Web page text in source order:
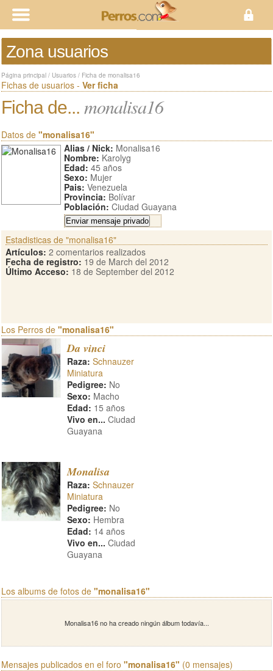
Zona usuarios
Página principal / Usuarios / Ficha de monalisa16
Fichas de usuarios - Ver ficha
Ficha de... monalisa16
Datos de "monalisa16"
Alias / Nick: Monalisa16
Nombre: Karolyg
Edad: 45 años
Sexo: Mujer
Pais: Venezuela
Provincia: Bolívar
Población: Ciudad Guayana
Estadisticas de "monalisa16"
Artículos: 2 comentarios realizados
Fecha de registro: 19 de March del 2012
Último Acceso: 18 de September del 2012
Los Perros de "monalisa16"
Da vinci
Raza: Schnauzer
Miniatura
Pedigree: No
Sexo: Macho
Edad: 15 años
Vivo en... Ciudad
Guayana
Monalisa
Raza: Schnauzer
Miniatura
Pedigree: No
Sexo: Hembra
Edad: 14 años
Vivo en... Ciudad
Guayana
Los albums de fotos de "monalisa16"
Monalisa16 no ha creado ningún álbum todavía...
Mensajes publicados en el foro "monalisa16" (0 mensajes)